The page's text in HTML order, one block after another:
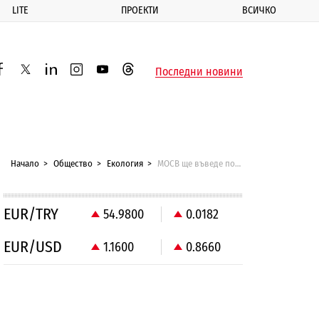
LITE ПРОЕКТИ ВСИЧКО
twitterlinkedininstagram
youtubethreadsПоследни новини
Начало Общество Екология МОСВ ще въведе по-големи санкции за замърсяване от индустрията
EUR/TRY 54.9800 0.0182
EUR/USD 1.1600 0.8660